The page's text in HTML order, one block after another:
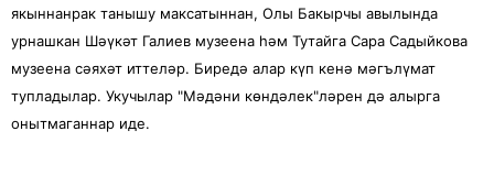
якыннанрак танышу максатыннан, Олы Бакырчы авылында
урнашкан Шәүкәт Галиев музеена һәм Тутайга Сара Садыйкова
музеена сәяхәт иттеләр. Биредә алар күп кенә мәгълүмат
тупладылар. Укучылар "Мәдәни көндәлек"ләрен дә алырга
онытмаганнар иде.